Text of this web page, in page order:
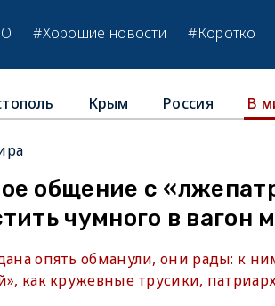
#Хорошие новости #Коротко
Крым Россия В
общение с
чумного в вагон
опять обманули, они рады: к
как кружевные трусики,